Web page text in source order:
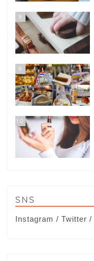
8
9
10
SNS
Instagram / Twitter /